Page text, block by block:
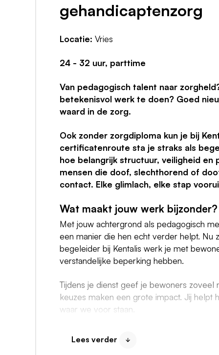
gehandicaptenzorg
Locatie: Vries
24 - 32 uur, parttime
Van pedagogisch talent naar
betekenisvol werk te doen? Goed
waard in de zorg.
Ook zonder zorgdiploma kun je bij
certificatenroute sta je straks als
hoe belangrijk structuur, veiligheid en
mensen die doof, slechthorend of
contact. Elke glimlach, elke stap
Wat maakt jouw werk bijzonder?
Met jouw achtergrond als pedagogisch
een manier die hen echt verder helpt. Nu
begeleider bij Kentalis werk je met
verstandelijke beperking hebben.
Tijdens je dienst geef je bewoners
keuzes maken een grote impact. Jij
waar we voor staan.
moeite hebt met begrijpen of uitleggen
Lees verder